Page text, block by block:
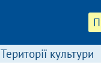
Території культури